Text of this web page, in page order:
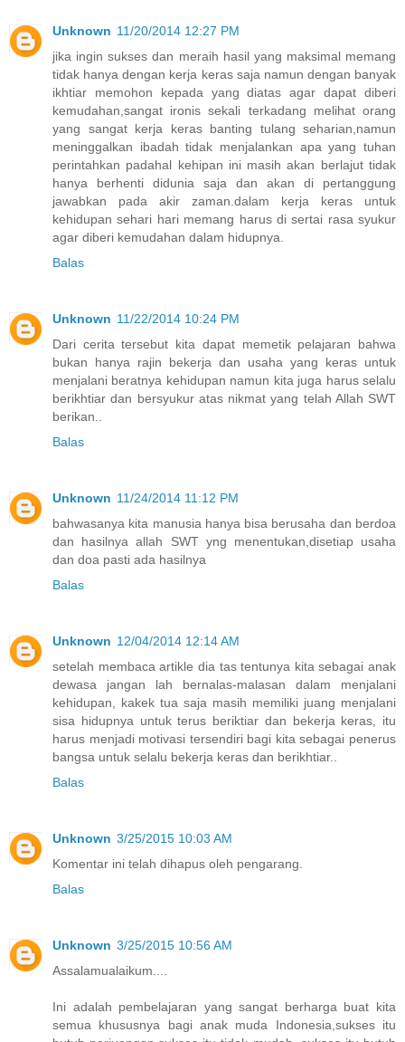
Unknown 11/20/2014 12:27 PM
jika ingin sukses dan meraih hasil yang maksimal memang
tidak hanya dengan kerja keras saja namun dengan banyak
ikhtiar memohon kepada yang diatas agar dapat diberi
kemudahan,sangat ironis sekali terkadang melihat orang
yang sangat kerja keras banting tulang seharian,namun
meninggalkan ibadah tidak menjalankan apa yang tuhan
perintahkan padahal kehipan ini masih akan berlajut tidak
hanya berhenti didunia saja dan akan di pertanggung
jawabkan pada akir zaman.dalam kerja keras untuk
kehidupan sehari hari memang harus di sertai rasa syukur
agar diberi kemudahan dalam hidupnya.
Balas
Unknown 11/22/2014 10:24 PM
Dari cerita tersebut kita dapat memetik pelajaran bahwa
bukan hanya rajin bekerja dan usaha yang keras untuk
menjalani beratnya kehidupan namun kita juga harus selalu
berikhtiar dan bersyukur atas nikmat yang telah Allah SWT
berikan..
Balas
Unknown 11/24/2014 11:12 PM
bahwasanya kita manusia hanya bisa berusaha dan berdoa
dan hasilnya allah SWT yng menentukan,disetiap usaha
dan doa pasti ada hasilnya
Balas
Unknown 12/04/2014 12:14 AM
setelah membaca artikle dia tas tentunya kita sebagai anak
dewasa jangan lah bernalas-malasan dalam menjalani
kehidupan, kakek tua saja masih memiliki juang menjalani
sisa hidupnya untuk terus beriktiar dan bekerja keras, itu
harus menjadi motivasi tersendiri bagi kita sebagai penerus
bangsa untuk selalu bekerja keras dan berikhtiar..
Balas
Unknown 3/25/2015 10:03 AM
Komentar ini telah dihapus oleh pengarang.
Balas
Unknown 3/25/2015 10:56 AM
Assalamualaikum....
Ini adalah pembelajaran yang sangat berharga buat kita
semua khususnya bagi anak muda Indonesia,sukses itu